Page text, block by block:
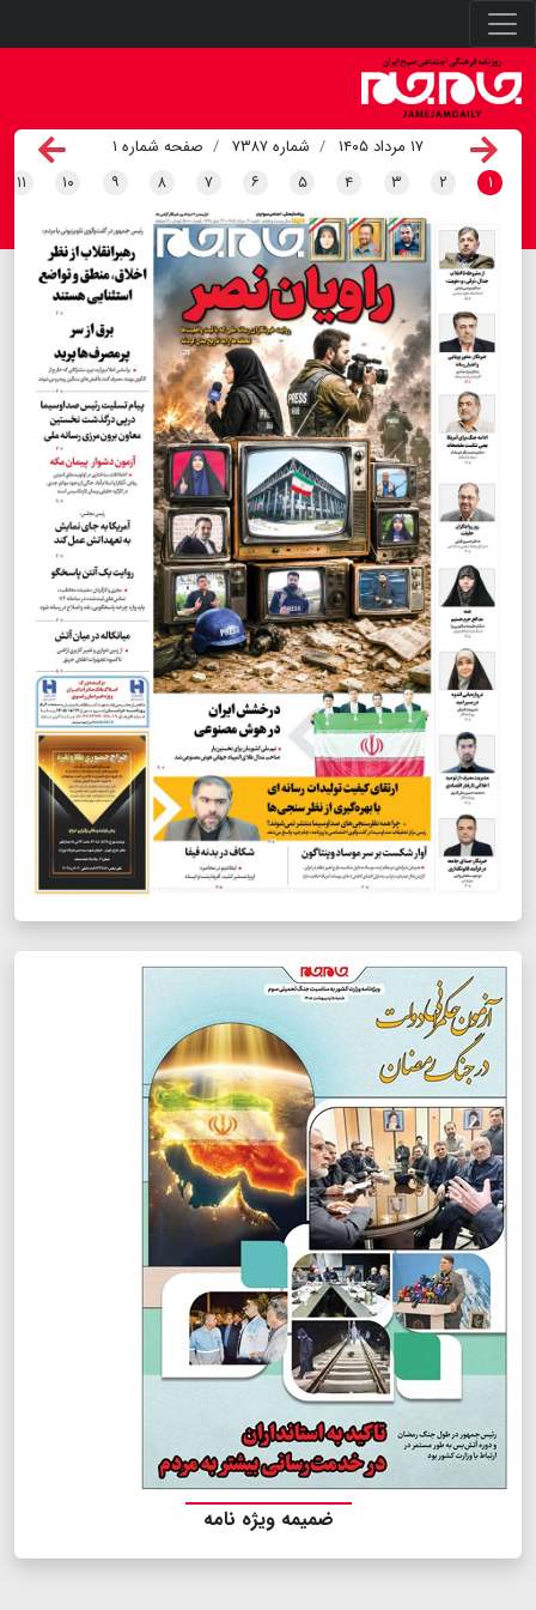
۱۷ مرداد ۱۴۰۵ شماره ۷۳۸۷
صفحه شماره ۱
۱
۲ ۳ ۴ ۵ ۶ ۷ ۸ ۹ ۱۰ ۱۱
ضمیمه ویژه نامه